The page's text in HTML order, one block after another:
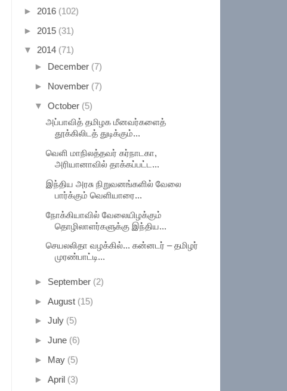
► 2016 (102)
► 2015 (31)
▼ 2014 (71)
► December (7)
► November (7)
▼ October (5)
அப்பாவித் தமிழக மீனவர்களைத்
தூக்கிலிடத் துடிக்கும்...
வெளி மாநிலத்தவர் கர்நாடகா,
அரியானாவில் தாக்கப்பட்ட...
இந்திய அரசு நிறுவனங்களில் வேலை
பார்க்கும் வெளியாரை...
நோக்கியாவில் வேலையிழக்கும்
தொழிலாளர்களுக்கு இந்திய...
செயலலிதா வழக்கில்... கன்னடர் – தமிழர்
முரண்பாட்டி...
► September (2)
► August (15)
► July (5)
► June (6)
► May (5)
► April (3)